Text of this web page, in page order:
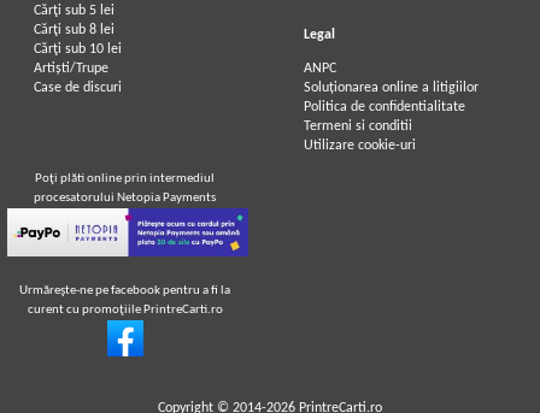
Cărţi sub 5 lei
Cărţi sub 8 lei
Cărţi sub 10 lei
Artiști/Trupe
Case de discuri
Legal
ANPC
Soluționarea online a litigiilor
Politica de confidentialitate
Termeni si conditii
Utilizare cookie-uri
Poţi plăti online prin intermediul
procesatorului Netopia Payments
Urmăreşte-ne pe facebook pentru a fi la
curent cu promoţiile PrintreCarti.ro
Copyright © 2014-2026 PrintreCarti.ro